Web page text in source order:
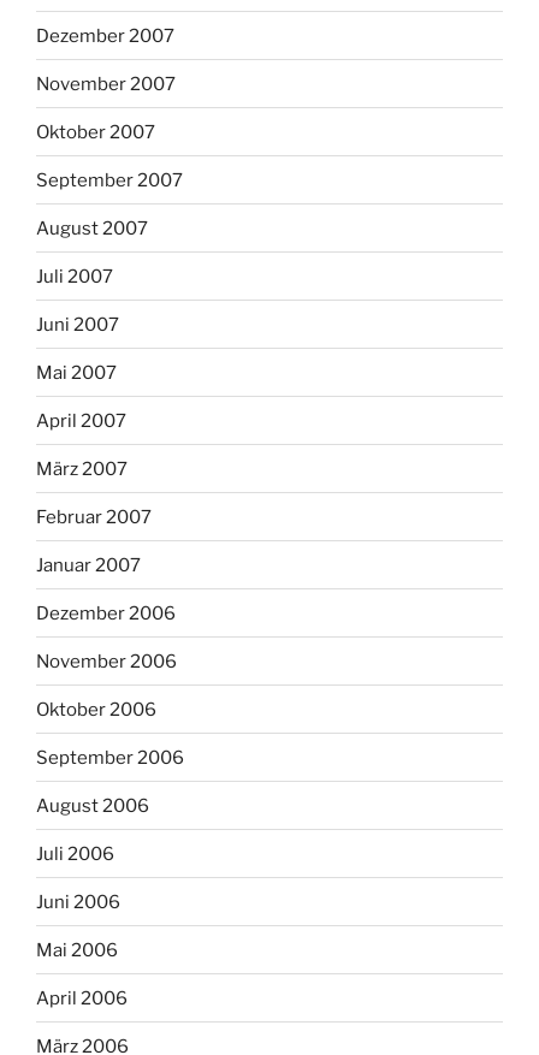
Dezember 2007
November 2007
Oktober 2007
September 2007
August 2007
Juli 2007
Juni 2007
Mai 2007
April 2007
März 2007
Februar 2007
Januar 2007
Dezember 2006
November 2006
Oktober 2006
September 2006
August 2006
Juli 2006
Juni 2006
Mai 2006
April 2006
März 2006